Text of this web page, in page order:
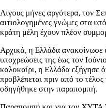
Λίγους μήνες αργότερα, τον
αιτιολογημένες γνώμες στα
κράτη μέλη έχουν πλέον
Αρχικά, η Ελλάδα ανακοίνωσε
υποχρεώσεις της έως τον
καλοκαίρι, η Ελλάδα εξήγησε
προβλέπεται πριν από το
οδηγήθηκε στην παραπομπή.